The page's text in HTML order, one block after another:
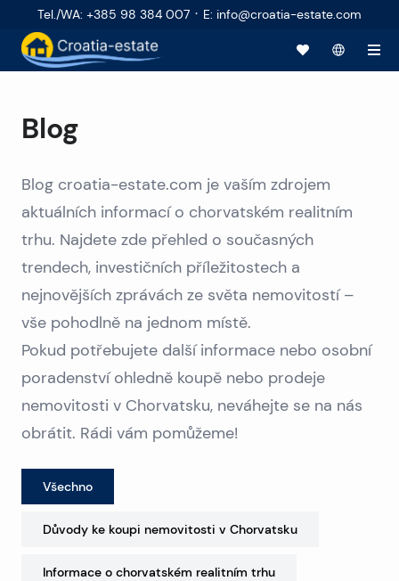
Tel./WA: +385 98 384 007 · E: info@croatia-estate.com
Blog
Blog croatia-estate.com je vaším zdrojem
aktuálních informací o chorvatském realitním
trhu. Najdete zde přehled o současných
trendech, investičních příležitostech a
nejnovějších zprávách ze světa nemovitostí –
vše pohodlně na jednom místě.
Pokud potřebujete další informace nebo osobní
poradenství ohledně koupě nebo prodeje
nemovitosti v Chorvatsku, neváhejte se na nás
obrátit. Rádi vám pomůžeme!
Všechno
Důvody ke koupi nemovitosti v Chorvatsku
Informace o chorvatském realitním trhu